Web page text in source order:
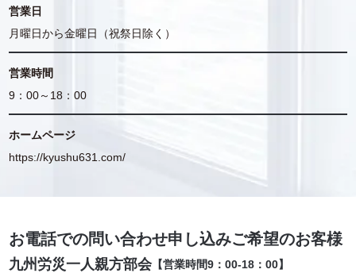
営業日
月曜日から金曜日（祝祭日除く）
営業時間
9：00～18：00
ホームページ
https://kyushu631.com/
お電話での問い合わせ申し込みご希望のお客様
九州労災一人親方部会【営業時間9：00-18：00】